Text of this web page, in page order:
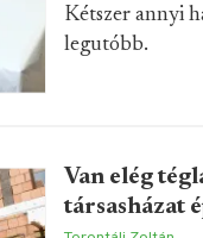
Kétszer annyi
legutóbb.
Van elég
társasházat